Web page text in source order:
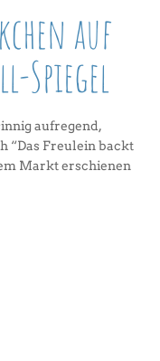
auf
Spiegel
aufregend,
“Das Freulein backt
Markt erschienen